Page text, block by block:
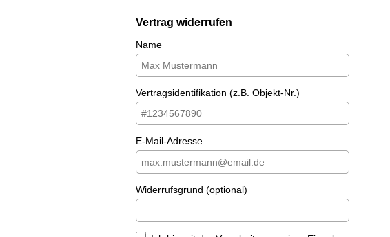
Vertrag widerrufen
Name
Vertragsidentifikation (z.B. Objekt-Nr.)
E-Mail-Adresse
Widerrufsgrund (optional)